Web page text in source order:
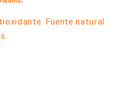
Fuente natural